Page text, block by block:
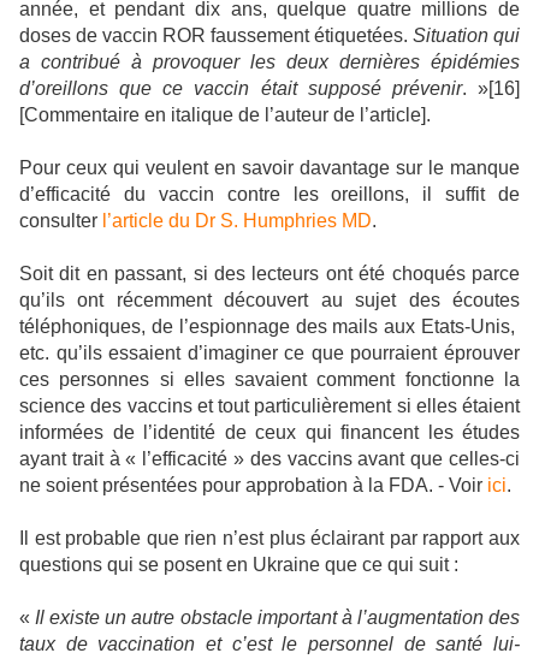
année, et pendant dix ans, quelque quatre millions de
doses de vaccin ROR faussement étiquetées. Situation qui
a contribué à provoquer les deux dernières épidémies
d’oreillons que ce vaccin était supposé prévenir. »[16]
[Commentaire en italique de l’auteur de l’article].
Pour ceux qui veulent en savoir davantage sur le manque
d’efficacité du vaccin contre les oreillons, il suffit de
consulter l’article du Dr S. Humphries MD.
Soit dit en passant, si des lecteurs ont été choqués parce
qu’ils ont récemment découvert au sujet des écoutes
téléphoniques, de l’espionnage des mails aux Etats-Unis,
etc. qu’ils essaient d’imaginer ce que pourraient éprouver
ces personnes si elles savaient comment fonctionne la
science des vaccins et tout particulièrement si elles étaient
informées de l’identité de ceux qui financent les études
ayant trait à « l’efficacité » des vaccins avant que celles-ci
ne soient présentées pour approbation à la FDA. - Voir ici.
Il est probable que rien n’est plus éclairant par rapport aux
questions qui se posent en Ukraine que ce qui suit :
« Il existe un autre obstacle important à l’augmentation des
taux de vaccination et c’est le personnel de santé lui-